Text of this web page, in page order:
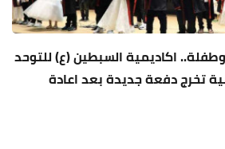
(30) طفلا وطفلة.. اكاديمية السبطين (ع) للتوحد
تخرج دفعة جديدة بعد اعادة